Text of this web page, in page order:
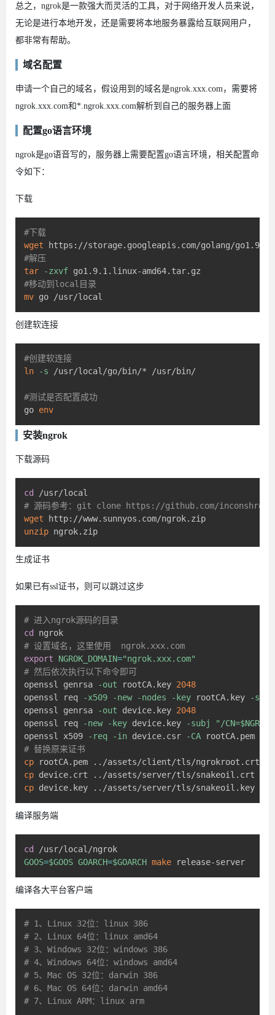
总之，ngrok是一款强大而灵活的工具，对于网络开发人员来说，
无论是进行本地开发，还是需要将本地服务暴露给互联网用户，
都非常有帮助。
域名配置
申请一个自己的域名，假设用到的域名是ngrok.xxx.com，需要将
ngrok.xxx.com和*.ngrok.xxx.com解析到自己的服务器上面
配置go语言环境
ngrok是go语音写的，服务器上需要配置go语言环境，相关配置命
令如下：
下载
#下载
wget
#解压
tar
-zxvf
#移动到local目录
mv go /usr/local
创建软连接
#创建软连接
ln
-s /usr/local/go/bin/* /usr/bin/
#测试是否配置成功
go env
安装ngrok
下载源码
cd
# 源码参考：git clone https://github.com/
wget
unzip ngrok.zip
生成证书
如果已有ssl证书，则可以跳过这步
# 进入ngrok源码的目录
cd
# 设置域名，这里使用  ngrok.xxx.com
export
NGROK_DOMAIN="ngrok.xxx.com"
# 然后依次执行以下命令即可
openssl genrsa
-out rootCA.key 2048
openssl req
-x509 -new -nodes -key rootCA.key
-subj
openssl genrsa
-out device.key 2048
openssl req
-new -key device.key -subj "/CN=
openssl x509
-req -in device.csr -CA rootCA.pem
# 替换原来证书
cp rootCA.pem ..
cp device.crt ..
cp device.key .. /assets/server/tls/snakeoil.key
编译服务端
cd
GOOS=$GOOS GOARCH=$GOARCH make release-server
编译各大平台客户端
# 1、Linux 32位：linux 386
# 2、Linux 64位：linux amd64
# 3、Windows 32位：windows 386
# 4、Windows 64位：windows amd64
# 5、Mac OS 32位：darwin 386
# 6、Mac OS 64位：darwin amd64
# 7、Linux ARM：linux arm